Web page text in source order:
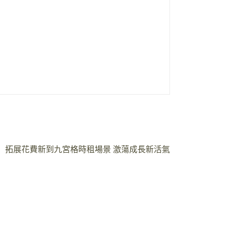
拓展花費新到九宮格時租場景 激蕩成長新活氣